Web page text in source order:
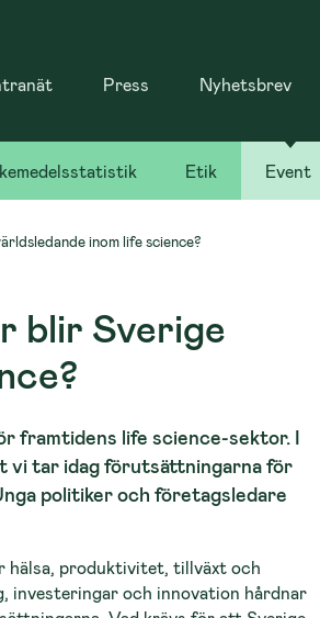
Press Nyhetsbrev
Etik Event
inom life science?
blir Sverige
framtidens life science-sektor. I
vi tar idag förutsättningarna för
politiker och företagsledare
hälsa, produktivitet, tillväxt och
investeringar och innovation hårdnar